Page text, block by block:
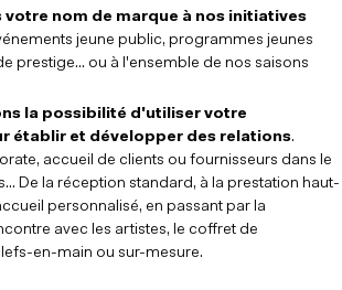
votre nom de marque à nos initiatives
jeune public, programmes jeunes
prestige... ou à l'ensemble de nos saisons
la possibilité d'utiliser votre
établir et développer des relations.
accueil de clients ou fournisseurs dans le
De la réception standard, à la prestation haut-
personnalisé, en passant par la
avec les artistes, le coffret de
en-main ou sur-mesure.